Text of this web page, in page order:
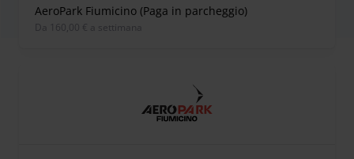
AeroPark Fiumicino (Paga in parcheggio)
Da 160,00 € a settimana